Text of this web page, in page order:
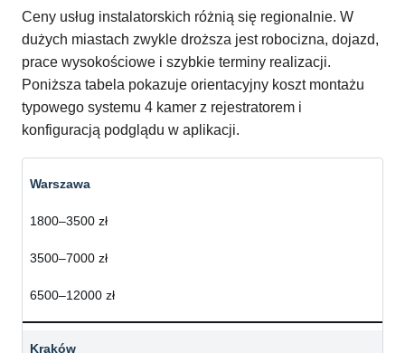
Ceny usług instalatorskich różnią się regionalnie. W
dużych miastach zwykle droższa jest robocizna, dojazd,
prace wysokościowe i szybkie terminy realizacji.
Poniższa tabela pokazuje orientacyjny koszt montażu
typowego systemu 4 kamer z rejestratorem i
konfiguracją podglądu w aplikacji.
Warszawa
1800–3500 zł
3500–7000 zł
6500–12000 zł
Kraków